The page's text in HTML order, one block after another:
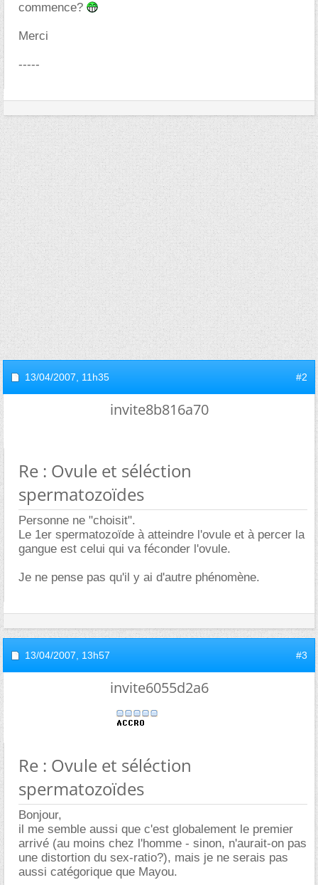
commence?
Merci
-----
13/04/2007, 11h35 #2
invite8b816a70
Re : Ovule et séléction
spermatozoïdes
Personne ne "choisit".
Le 1er spermatozoïde à atteindre l'ovule et à percer la
gangue est celui qui va féconder l'ovule.
Je ne pense pas qu'il y ai d'autre phénomène.
13/04/2007, 13h57 #3
invite6055d2a6
Re : Ovule et séléction
spermatozoïdes
Bonjour,
il me semble aussi que c'est globalement le premier
arrivé (au moins chez l'homme - sinon, n'aurait-on pas
une distortion du sex-ratio?), mais je ne serais pas
aussi catégorique que Mayou.